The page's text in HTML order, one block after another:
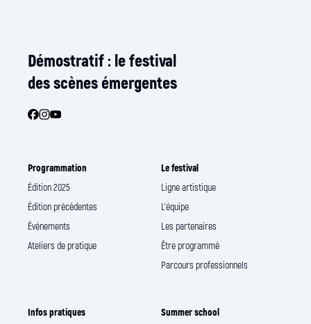
Démostratif : le festival
des scènes émergentes
Programmation
Édition 2025
Édition précédentes
Événements
Ateliers de pratique
Le festival
Ligne artistique
L’équipe
Les partenaires
Être programmé
Parcours professionnels
Infos pratiques Summer school